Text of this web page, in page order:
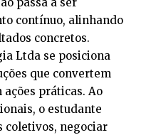
passa a ser
contínuo, alinhando
concretos.
Ltda se posiciona
que convertem
práticas. Ao
o estudante
coletivos, negociar